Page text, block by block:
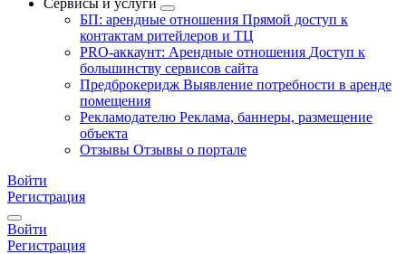
Сервисы и услуги
БП: арендные отношения Прямой доступ к
контактам ритейлеров и ТЦ
PRO-аккаунт: Арендные отношения Доступ к
большинству сервисов сайта
Предброкеридж Выявление потребности в аренде
помещения
Рекламодателю Реклама, баннеры, размещение
объекта
Отзывы Отзывы о портале
Войти
Регистрация
Войти
Регистрация